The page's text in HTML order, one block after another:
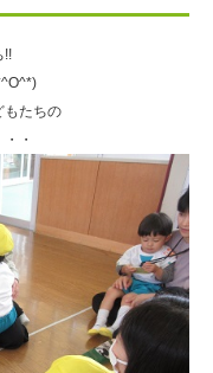
!!
もたちの
・